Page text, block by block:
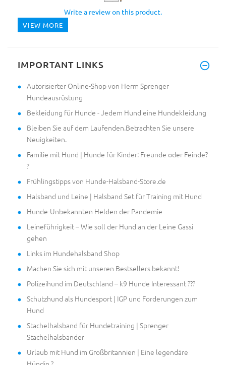
Write a review on this product.
VIEW MORE
IMPORTANT LINKS
Autorisierter Online-Shop von Herm Sprenger
Hundeausrüstung
Bekleidung für Hunde - Jedem Hund eine Hundekleidung
Bleiben Sie auf dem Laufenden.Betrachten Sie unsere
Neuigkeiten.
Familie mit Hund | Hunde für Kinder: Freunde oder Feinde?
?
Frühlingstipps von Hunde-Halsband-Store.de
Halsband und Leine | Halsband Set für Training mit Hund
Hunde-Unbekannten Helden der Pandemie
Leineführigkeit – Wie soll der Hund an der Leine Gassi
gehen
Links im Hundehalsband Shop
Machen Sie sich mit unseren Bestsellers bekannt!
Polizeihund im Deutschland – k9 Hunde Interessant ???
Schutzhund als Hundesport | IGP und Forderungen zum
Hund
Stachelhalsband für Hundetraining | Sprenger
Stachelhalsbänder
Urlaub mit Hund im Großbritannien | Eine legendäre